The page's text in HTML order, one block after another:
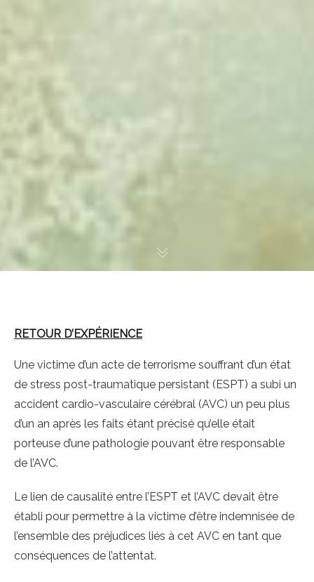
RETOUR D’EXPÉRIENCE
Une victime d’un acte de terrorisme souffrant d’un état
de stress post-traumatique persistant (ESPT) a subi un
accident cardio-vasculaire cérébral (AVC) un peu plus
d’un an après les faits étant précisé qu’elle était
porteuse d’une pathologie pouvant être responsable
de l’AVC.
Le lien de causalité entre l’ESPT et l’AVC devait être
établi pour permettre à la victime d’être indemnisée de
l’ensemble des préjudices liés à cet AVC en tant que
conséquences de l’attentat.